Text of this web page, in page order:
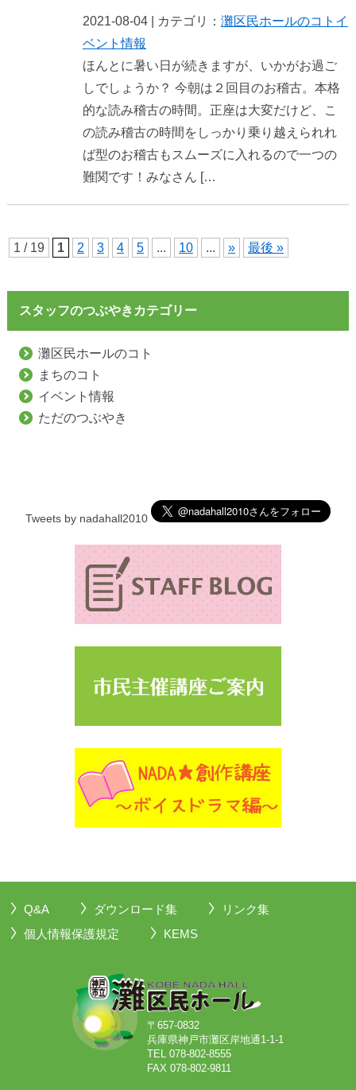
2021-08-04 | カテゴリ： 灘区民ホールのコト イ
ベント情報
ほんとに暑い日が続きますが、いかがお過ご
しでしょうか？ 今朝は２回目のお稽古。本格
的な読み稽古の時間。正座は大変だけど、こ
の読み稽古の時間をしっかり乗り越えられれ
ば型のお稽古もスムーズに入れるので一つの
難関です！みなさん […
1 / 19 1 2 3 4 5 ... 10 ... » 最後 »
スタッフのつぶやきカテゴリー
灘区民ホールのコト
まちのコト
イベント情報
ただのつぶやき
Tweets by nadahall2010
Q&A ダウンロード集
リンク集
個人情報保護規定
KEMS
〒657-0832
兵庫県神戸市灘区岸地通1-1-1
TEL 078-802-8555
FAX 078-802-9811